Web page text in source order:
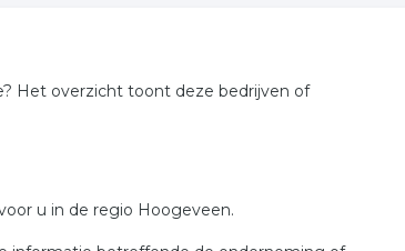
Het overzicht toont deze bedrijven of
u in de regio Hoogeveen.